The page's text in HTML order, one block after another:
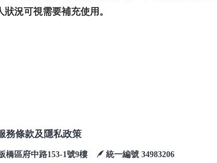
況可視需要補充使用。
務條款及隱私政策
橋區府中路153-1號9樓 統一編號 34983206